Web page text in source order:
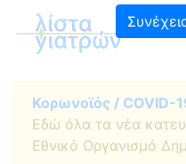
Κορωνοϊός / COVID-
Εδώ όλα τα νέα
Εθνικό Οργανισμό